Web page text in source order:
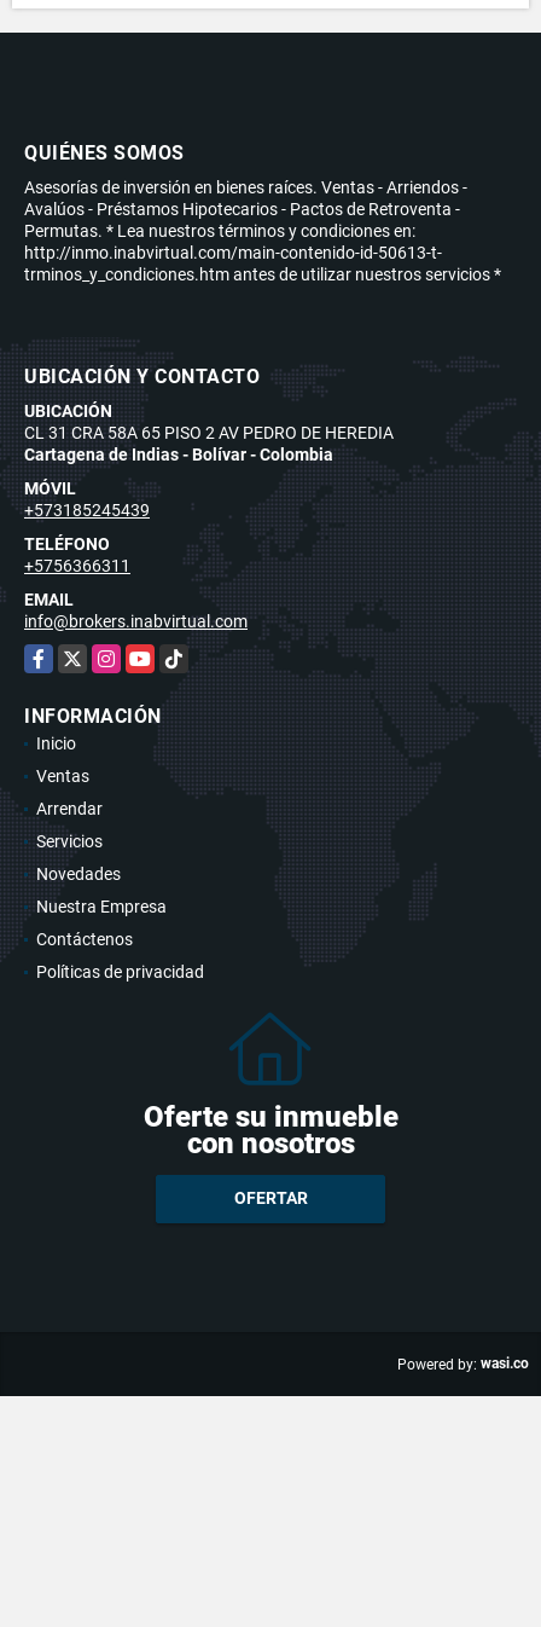
QUIÉNES SOMOS
Asesorías de inversión en bienes raíces. Ventas - Arriendos -
Avalúos - Préstamos Hipotecarios - Pactos de Retroventa -
Permutas. * Lea nuestros términos y condiciones en:
http://inmo.inabvirtual.com/main-contenido-id-50613-t-
trminos_y_condiciones.htm antes de utilizar nuestros servicios *
UBICACIÓN Y CONTACTO
UBICACIÓN
CL 31 CRA 58A 65 PISO 2 AV PEDRO DE HEREDIA
Cartagena de Indias - Bolívar - Colombia
MÓVIL
+573185245439
TELÉFONO
+5756366311
EMAIL
info@brokers.inabvirtual.com
Facebook
X Instagram
YouTubeTikTok
INFORMACIÓN
Inicio
Ventas
Arrendar
Servicios
Novedades
Nuestra Empresa
Contáctenos
Políticas de privacidad
Oferte su inmueble
con nosotros
OFERTAR
Powered by: wasi.co